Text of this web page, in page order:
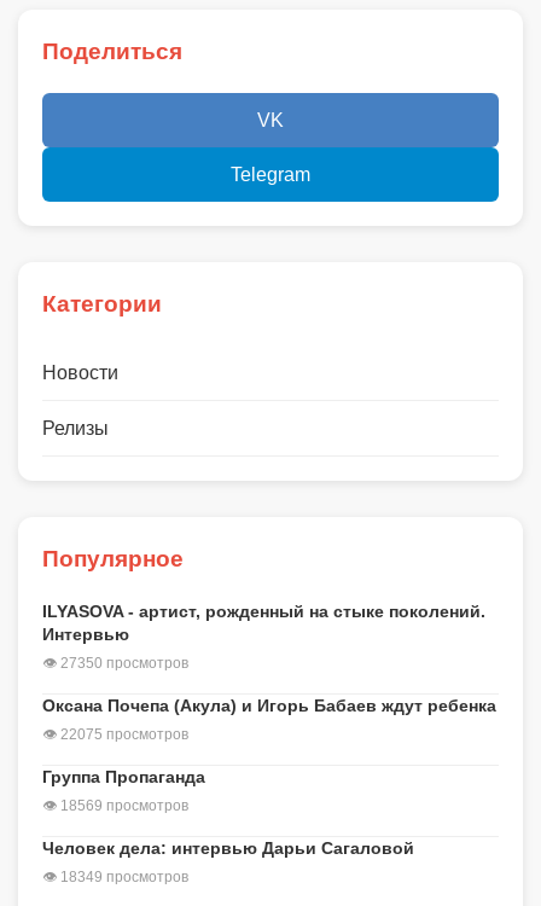
Поделиться
VK
Telegram
Категории
Новости
Релизы
Популярное
ILYASOVA - артист, рожденный на стыке поколений.
Интервью
👁 27350 просмотров
Оксана Почепа (Акула) и Игорь Бабаев ждут ребенка
👁 22075 просмотров
Группа Пропаганда
👁 18569 просмотров
Человек дела: интервью Дарьи Сагаловой
👁 18349 просмотров